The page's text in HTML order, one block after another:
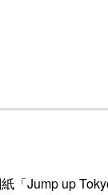
「Jump up